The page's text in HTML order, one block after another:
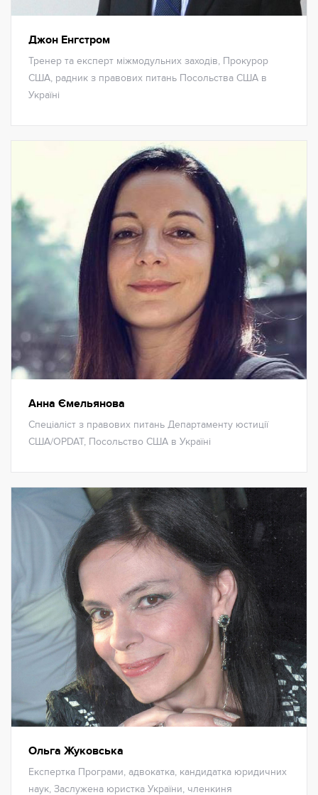
Джон Енгстром
Тренер та експерт міжмодульних заходів, Прокурор
США, радник з правових питань Посольства США в
Україні
Анна Ємельянова
Спеціаліст з правових питань Департаменту юстиції
США/OPDAT, Посольство США в Україні
Ольга Жуковська
Експертка Програми, адвокатка, кандидатка юридичних
наук, Заслужена юристка України, членкиня